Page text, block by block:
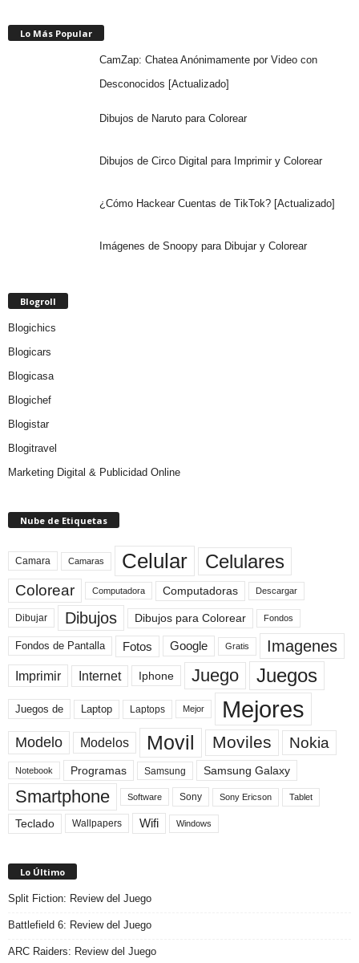
Lo Más Popular
CamZap: Chatea Anónimamente por Video con
Desconocidos [Actualizado]
Dibujos de Naruto para Colorear
Dibujos de Circo Digital para Imprimir y Colorear
¿Cómo Hackear Cuentas de TikTok? [Actualizado]
Imágenes de Snoopy para Dibujar y Colorear
Blogroll
Blogichics
Blogicars
Blogicasa
Blogichef
Blogistar
Blogitravel
Marketing Digital & Publicidad Online
Nube de Etiquetas
Camara Camaras Celular Celulares
Colorear Computadora Computadoras Descargar
Dibujar Dibujos Dibujos para Colorear Fondos
Fondos de Pantalla Fotos Google Gratis Imagenes
Imprimir Internet Iphone Juego Juegos
Juegos de Laptop Laptops Mejor Mejores
Modelo Modelos Movil Moviles Nokia
Notebook Programas Samsung Samsung Galaxy
Smartphone Software Sony Sony Ericson Tablet
Teclado Wallpapers Wifi Windows
Lo Último
Split Fiction: Review del Juego
Battlefield 6: Review del Juego
ARC Raiders: Review del Juego